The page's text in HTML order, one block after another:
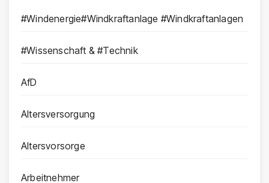
#Windenergie#Windkraftanlage #Windkraftanlagen
#Wissenschaft & #Technik
AfD
Altersversorgung
Altersvorsorge
Arbeitnehmer